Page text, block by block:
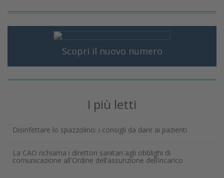
Scopri il nuovo numero
I più letti
Disinfettare lo spazzolino: i consigli da dare ai pazienti
La CAO richiama i direttori sanitari agli obblighi di
comunicazione all'Ordine dell’assunzione dell’incarico